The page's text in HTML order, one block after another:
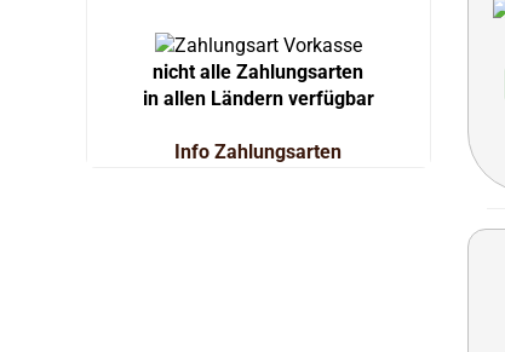
nicht alle Zahlungsarten
in allen Ländern verfügbar
Info Zahlungsarten